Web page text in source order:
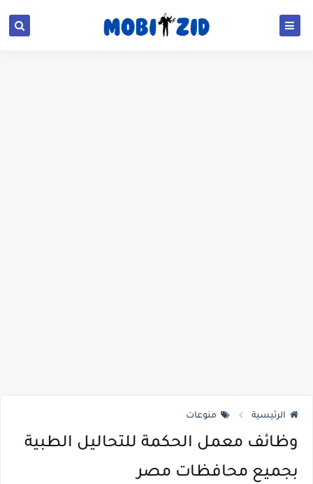
الرئيسية منوعات
وظائف معمل الحكمة للتحاليل الطبية
بجميع محافظات مصر